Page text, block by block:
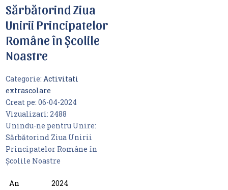
Sărbătorind Ziua
Unirii Principatelor
Române în Școlile
Noastre
Categorie: Activitati
extrascolare
Creat pe: 06-04-2024
Vizualizari: 2488
Unindu-ne pentru Unire:
Sărbătorind Ziua Unirii
Principatelor Române în
Școlile Noastre
An
2024